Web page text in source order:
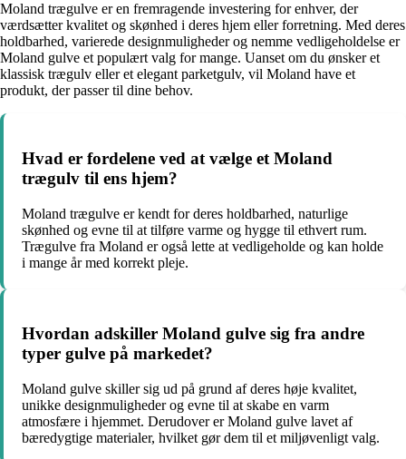
Moland trægulve er en fremragende investering for enhver, der
værdsætter kvalitet og skønhed i deres hjem eller forretning. Med deres
holdbarhed, varierede designmuligheder og nemme vedligeholdelse er
Moland gulve et populært valg for mange. Uanset om du ønsker et
klassisk trægulv eller et elegant parketgulv, vil Moland have et
produkt, der passer til dine behov.
Hvad er fordelene ved at vælge et Moland
trægulv til ens hjem?
Moland trægulve er kendt for deres holdbarhed, naturlige
skønhed og evne til at tilføre varme og hygge til ethvert rum.
Trægulve fra Moland er også lette at vedligeholde og kan holde
i mange år med korrekt pleje.
Hvordan adskiller Moland gulve sig fra andre
typer gulve på markedet?
Moland gulve skiller sig ud på grund af deres høje kvalitet,
unikke designmuligheder og evne til at skabe en varm
atmosfære i hjemmet. Derudover er Moland gulve lavet af
bæredygtige materialer, hvilket gør dem til et miljøvenligt valg.